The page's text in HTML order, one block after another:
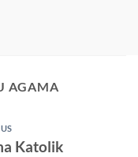
AGAMA
Katolik